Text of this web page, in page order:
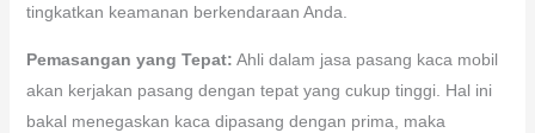
tingkatkan keamanan berkendaraan Anda.
Pemasangan yang Tepat: Ahli dalam jasa pasang kaca mobil
akan kerjakan pasang dengan tepat yang cukup tinggi. Hal ini
bakal menegaskan kaca dipasang dengan prima, maka